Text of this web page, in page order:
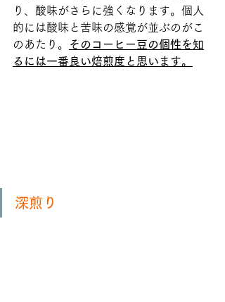
り、酸味がさらに強くなります。個人
的には酸味と苦味の感覚が並ぶのがこ
のあたり。
そのコーヒー豆の個性を知
るには一番良い焙煎度と思います。
深煎り